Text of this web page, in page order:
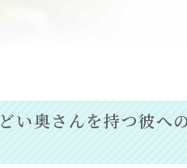
い奥さんを持つ彼へ